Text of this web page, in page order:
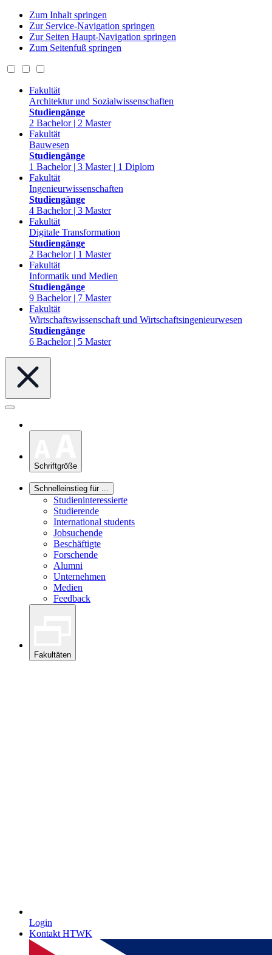
Zum Inhalt springen
Zur Service-Navigation springen
Zur Seiten Haupt-Navigation springen
Zum Seitenfuß springen
Fakultät
Architektur und Sozialwissenschaften
Studiengänge
2 Bachelor | 2 Master
Fakultät
Bauwesen
Studiengänge
1 Bachelor | 3 Master | 1 Diplom
Fakultät
Ingenieurwissenschaften
Studiengänge
4 Bachelor | 3 Master
Fakultät
Digitale Transformation
Studiengänge
2 Bachelor | 1 Master
Fakultät
Informatik und Medien
Studiengänge
9 Bachelor | 7 Master
Fakultät
Wirtschaftswissenschaft und Wirtschaftsingenieurwesen
Studiengänge
6 Bachelor | 5 Master
Schriftgröße
Schnelleinstieg für ...
Studieninteressierte
Studierende
International students
Jobsuchende
Beschäftigte
Forschende
Alumni
Unternehmen
Medien
Feedback
Fakultäten
Login
Kontakt HTWK